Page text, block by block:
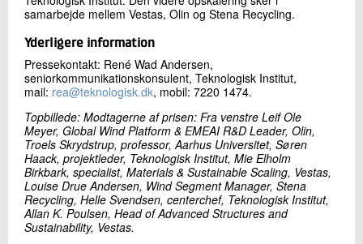
samarbejde mellem Vestas, Olin og Stena Recycling.
Yderligere information
Pressekontakt: René Wad Andersen,
seniorkommunikationskonsulent, Teknologisk Institut,
mail: rea@teknologisk.dk, mobil: 7220 1474.
Topbillede: Modtagerne af prisen: Fra venstre Leif Ole
Meyer, Global Wind Platform & EMEAI R&D Leader, Olin,
Troels Skrydstrup, professor, Aarhus Universitet, Søren
Haack, projektleder, Teknologisk Institut, Mie Elholm
Birkbark, specialist, Materials & Sustainable Scaling, Vestas,
Louise Drue Andersen, Wind Segment Manager, Stena
Recycling, Helle Svendsen, centerchef, Teknologisk Institut,
Allan K. Poulsen, Head of Advanced Structures and
Sustainability, Vestas.